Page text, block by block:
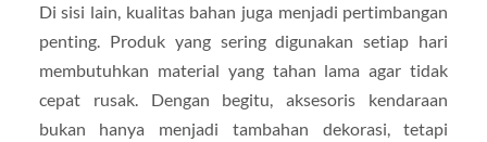
Di sisi lain, kualitas bahan juga menjadi pertimbangan
penting. Produk yang sering digunakan setiap hari
membutuhkan material yang tahan lama agar tidak
cepat rusak. Dengan begitu, aksesoris kendaraan
bukan hanya menjadi tambahan dekorasi, tetapi